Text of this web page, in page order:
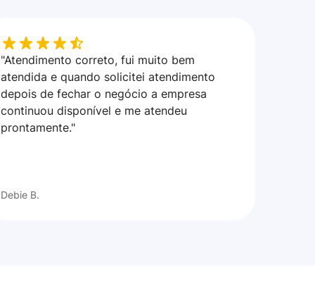
"Atendimento correto, fui muito bem
atendida e quando solicitei atendimento
depois de fechar o negócio a empresa
continuou disponível e me atendeu
prontamente."
Debie B.